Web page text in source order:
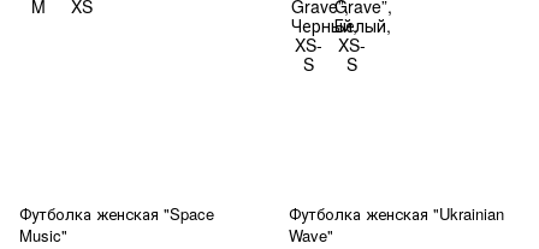
Футболка женская "Space
Music"
Футболка женская "Ukrainian
Wave"